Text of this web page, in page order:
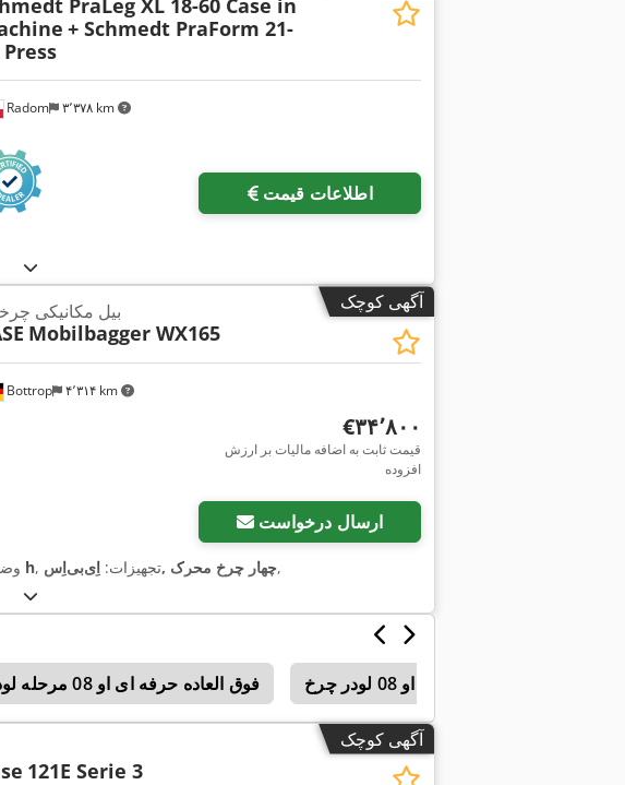
Radom ۳٬۳۷۸ km
PraLeg XL 18-60 Case in
+ Schmedt PraForm 21-
Press
اطلاعات قیمت
آگهی کوچک
Bottrop ۴٬۳۱۴ km
بیل مکانیکی
Mobilbagger WX165
‎€۳۴٬۸۰۰
قیمت ثابت به اضافه مالیات بر ارزش
افزوده
ارسال درخواست
۷٬۹۴۰ h , تجهیزات: اِی‌بی‌اِس‎, چهار چرخ محرک,
فوق العاده حرفه ای او 08 مرحله لودر چرخ فوق العاده حرفه ای او 08 لودر چرخ
آگهی کوچک
121E Serie 3